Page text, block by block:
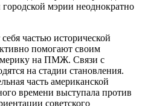
мэрии неоднократно
частью исторической
помогают своим
на ПМЖ. Связи с
на стадии становления.
часть американской
времени выступала против
советского